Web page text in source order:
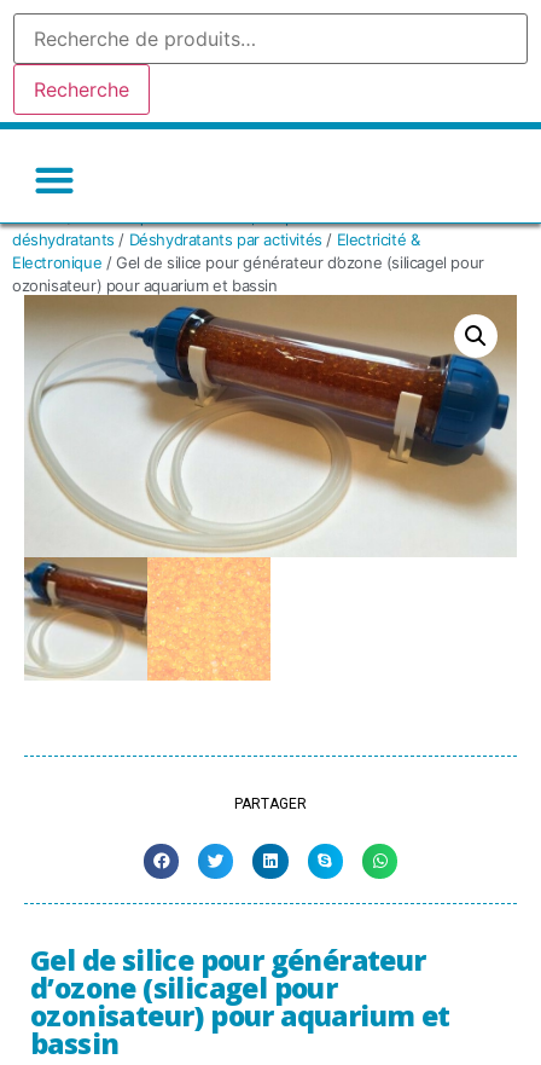
Recherche
déshydratants / Déshydratants par activités / Electricité &
Electronique / Gel de silice pour générateur d’ozone (silicagel pour
ozonisateur) pour aquarium et bassin
PARTAGER
Gel de silice pour générateur
d’ozone (silicagel pour
ozonisateur) pour aquarium et
bassin